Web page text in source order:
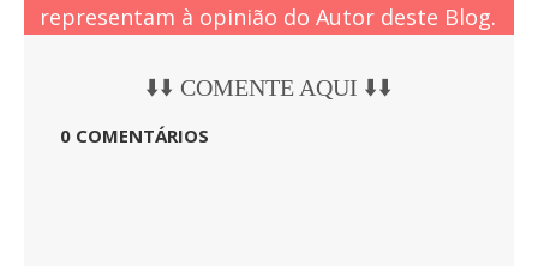
representam à opinião do Autor deste Blog.
⬇️⬇️ COMENTE AQUI ⬇️⬇️
0 COMENTÁRIOS